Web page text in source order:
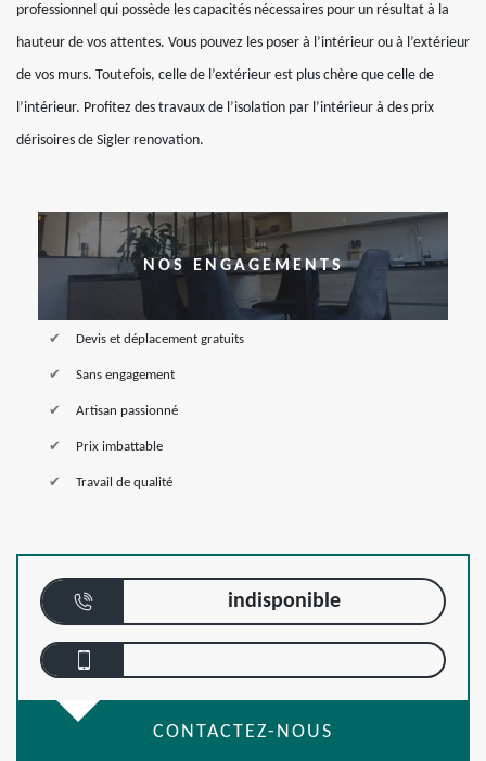
professionnel qui possède les capacités nécessaires pour un résultat à la
hauteur de vos attentes. Vous pouvez les poser à l’intérieur ou à l’extérieur
de vos murs. Toutefois, celle de l’extérieur est plus chère que celle de
l’intérieur. Profitez des travaux de l’isolation par l’intérieur à des prix
dérisoires de Sigler renovation.
NOS ENGAGEMENTS
Devis et déplacement gratuits
Sans engagement
Artisan passionné
Prix imbattable
Travail de qualité
indisponible
CONTACTEZ-NOUS